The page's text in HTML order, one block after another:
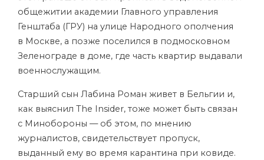
общежитии академии Главного управления
Генштаба (ГРУ) на улице Народного ополчения
в Москве, а позже поселился в подмосковном
Зеленограде в доме, где часть квартир выдавали
военнослужащим.
Старший сын Лабина Роман живет в Бельгии и,
как выяснил The Insider, тоже может быть связан
с Минобороны — об этом, по мнению
журналистов, свидетельствует пропуск,
выданный ему во время карантина при ковиде.